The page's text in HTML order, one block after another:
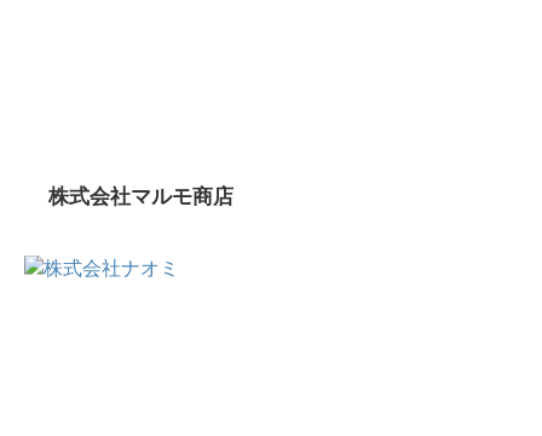
株式会社マルモ商店